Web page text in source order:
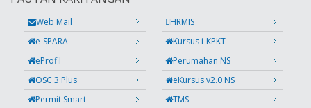
Web Mail
HRMIS
e-SPARA
Kursus i-KPKT
eProfil
Perumahan NS
OSC 3 Plus
eKursus v2.0 NS
Permit Smart
TMS